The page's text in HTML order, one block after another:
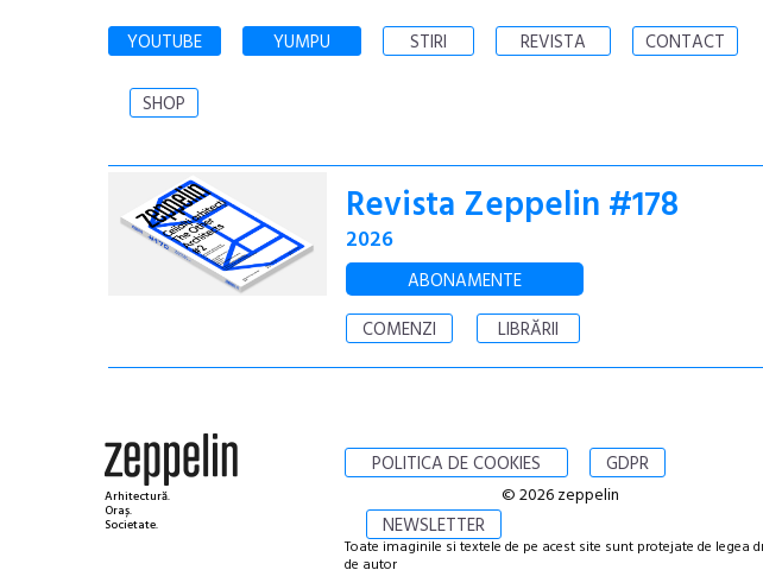
YOUTUBE YUMPU STIRI REVISTA CONTACT
SHOP
Revista Zeppelin #178
2026
ABONAMENTE
COMENZI
LIBRĂRII
Arhitectură.
Oraș.
Societate.
POLITICA DE COOKIES GDPR
NEWSLETTER
© 2026 zeppelin
Toate imaginile si textele de pe acest site sunt protejate de legea